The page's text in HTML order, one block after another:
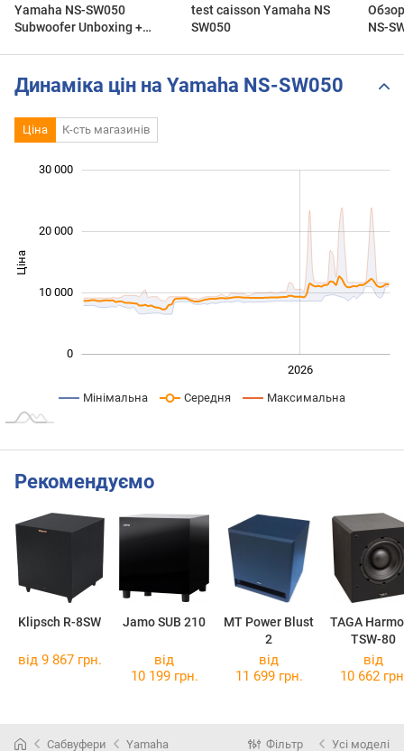
Yamaha NS-SW050
Subwoofer Unboxing +
test caisson Yamaha NS
SW050
NS-
Динаміка цін на Yamaha NS-SW050
Ціна К-сть магазинів
Ціна
0
10 000
20 000
30 000
2026
Мінімальна Середня Максимальна
Рекомендуємо
Klipsch R-8SW Jamo SUB 210
MT Power Blust
2
TAGA
TSW-80
від 9 867 грн.
від
10 199 грн.
від
11 699 грн.
від
10 662
Сабвуфери Yamaha Фільтр Усі моделі